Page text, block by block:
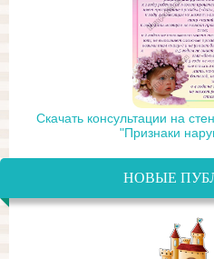
Скачать консультации на
"Признаки
НОВЫЕ